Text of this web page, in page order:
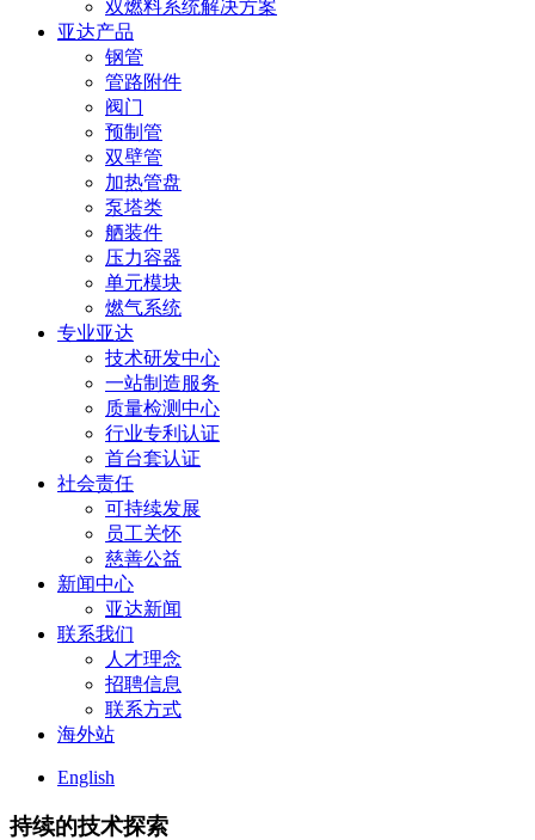
双燃料系统解决方案
亚达产品
钢管
管路附件
阀门
预制管
双壁管
加热管盘
泵塔类
舾装件
压力容器
单元模块
燃气系统
专业亚达
技术研发中心
一站制造服务
质量检测中心
行业专利认证
首台套认证
社会责任
可持续发展
员工关怀
慈善公益
新闻中心
亚达新闻
联系我们
人才理念
招聘信息
联系方式
海外站
English
持续的技术探索